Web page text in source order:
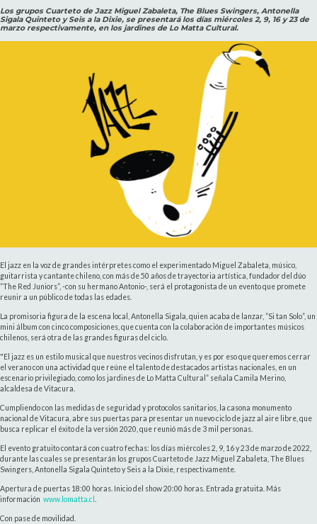
Los grupos Cuarteto de Jazz Miguel Zabaleta, The Blues Swingers, Antonella
Sigala Quinteto y Seis a la Dixie, se presentará los días miércoles 2, 9, 16 y 23 de
marzo respectivamente, en los jardines de Lo Matta Cultural.
El jazz en la voz de grandes intérpretes como el experimentado Miguel Zabaleta, músico,
guitarrista y cantante chileno, con más de 50 años de trayectoria artística, fundador del dúo
“The Red Juniors”, -con su hermano Antonio-, será el protagonista de un evento que promete
reunir a un público de todas las edades.
La promisoria figura de la escena local, Antonella Sigala, quien acaba de lanzar, “Si tan Solo”, un
mini álbum con cinco composiciones, que cuenta con la colaboración de importantes músicos
chilenos, será otra de las grandes figuras del ciclo.
"El jazz es un estilo musical que nuestros vecinos disfrutan, y es por eso que queremos cerrar
el verano con una actividad que reúne el talento de destacados artistas nacionales, en un
escenario privilegiado, como los jardines de Lo Matta Cultural” señala Camila Merino,
alcaldesa de Vitacura.
Cumpliendo con las medidas de seguridad y protocolos sanitarios, la casona monumento
nacional de Vitacura, abre sus puertas para presentar un nuevo ciclo de jazz al aire libre, que
busca replicar el éxito de la versión 2020, que reunió más de 3 mil personas.
El evento gratuito contará con cuatro fechas: los días miércoles 2, 9, 16 y 23 de marzo de 2022,
durante las cuales se presentarán los grupos Cuarteto de Jazz Miguel Zabaleta, The Blues
Swingers, Antonella Sigala Quinteto y Seis a la Dixie, respectivamente.
Apertura de puertas 18:00 horas. Inicio del show 20:00 horas. Entrada gratuita. Más
información www.lomatta.cl
Con pase de movilidad.